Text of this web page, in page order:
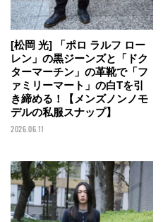
[松岡 光] 「ポロ ラルフ ロー
レン」の黒ジーンズと「ドク
ターマーチン」の革靴で「フ
ァミリーマート」の白Tを引
き締める！【メンズノンノモ
デルの私服スナップ】
2026.06.11